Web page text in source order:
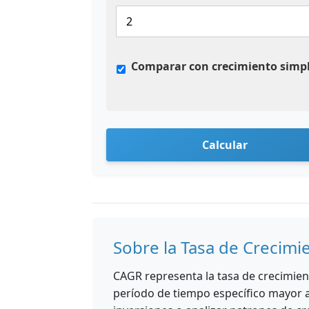
Comparar con crecimiento
Calcular
Sobre la Tasa de
CAGR representa la tasa de
período de tiempo específico mayor